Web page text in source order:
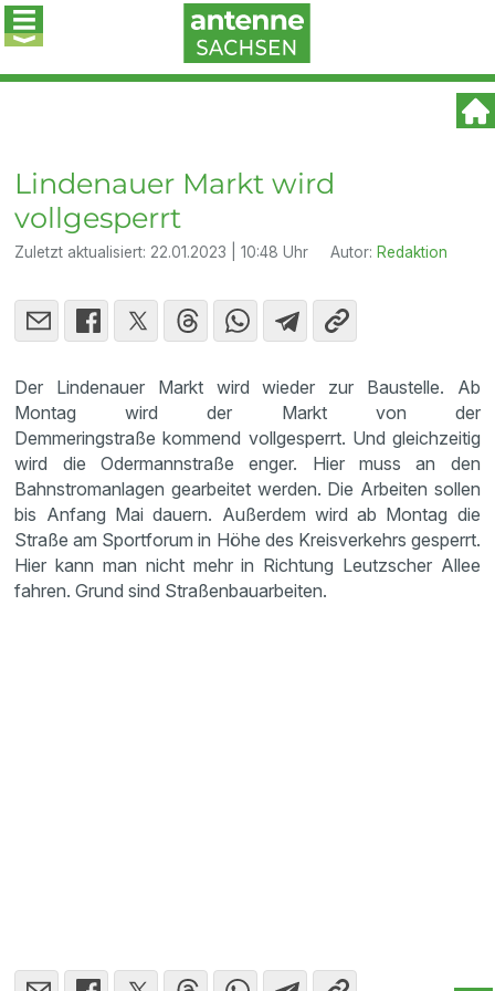
Lindenauer Markt wird
vollgesperrt
Zuletzt aktualisiert: 22.01.2023 | 10:48 Uhr Autor: Redaktion
Der Lindenauer Markt wird wieder zur Baustelle. Ab
Montag wird der Markt von der
Demmeringstraße kommend vollgesperrt. Und gleichzeitig
wird die Odermannstraße enger. Hier muss an den
Bahnstromanlagen gearbeitet werden. Die Arbeiten sollen
bis Anfang Mai dauern. Außerdem wird ab Montag die
Straße am Sportforum in Höhe des Kreisverkehrs gesperrt.
Hier kann man nicht mehr in Richtung Leutzscher Allee
fahren. Grund sind Straßenbauarbeiten.